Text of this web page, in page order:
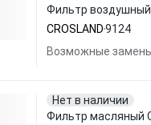
Фильтр воздушный
CROSLAND9124
Возможные
Нет в наличии
Фильтр масляный